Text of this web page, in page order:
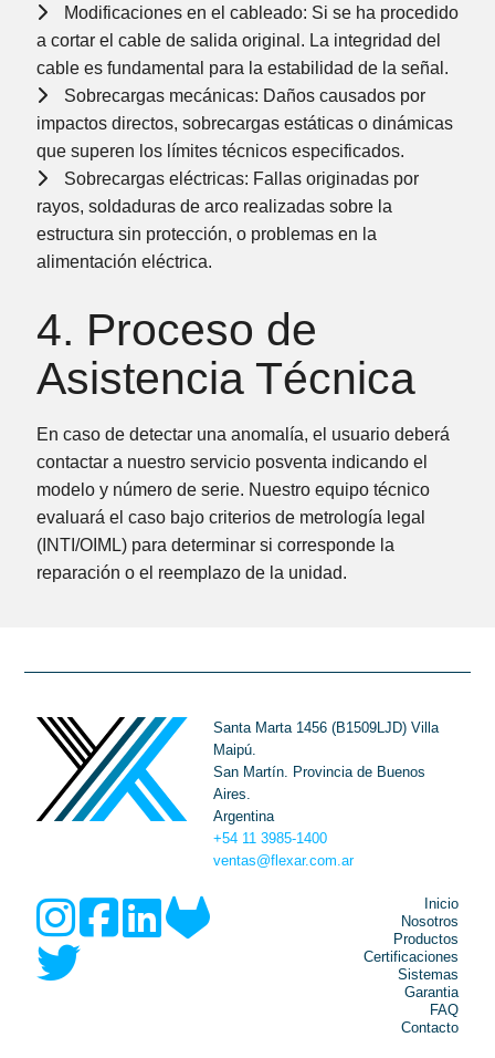
Modificaciones en el cableado: Si se ha procedido
a cortar el cable de salida original . La integridad del
cable es fundamental para la estabilidad de la señal.
Sobrecargas mecánicas: Daños causados por
impactos directos, sobrecargas estáticas o dinámicas
que superen los límites técnicos especificados.
Sobrecargas eléctricas: Fallas originadas por
rayos, soldaduras de arco realizadas sobre la
estructura sin protección, o problemas en la
alimentación eléctrica.
4. Proceso de
Asistencia Técnica
En caso de detectar una anomalía, el usuario deberá
contactar a nuestro servicio posventa indicando el
modelo y número de serie. Nuestro equipo técnico
evaluará el caso bajo criterios de metrología legal
(INTI/OIML)para determinar si corresponde la
reparación o el reemplazo de la unidad.
Santa Marta 1456 (B1509LJD) Villa
Maipú.
San Martín. Provincia de Buenos
Aires.
Argentina
+54 11 3985-1400
ventas@flexar.com.ar
Main
Inicio
Nosotros
Productos
Certificaciones
Sistemas
Garantia
FAQ
Contacto